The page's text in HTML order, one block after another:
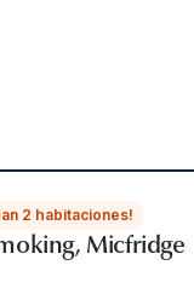
2 habitaciones!
Micfridge